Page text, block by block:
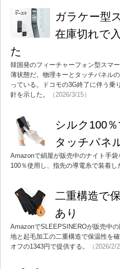
ガラケー型
在庫切れで
た
韓国発のフィーチャーフォン型スマ
薄状態だ。物理キーとタッチパネル
っている。ドコモの3G終了に伴う乗
針を示した。
（2026/3/15）
シルク100
タッチパネ
Amazonで絹屋が販売中のナイト手
100％使用し、指先の導電糸で装着
二重構造で
あり
AmazonでSLEEPSINEROが販売中
地と起毛加工の二重構造で保温性を
オフの1343円で提供する。
（2026/2/2